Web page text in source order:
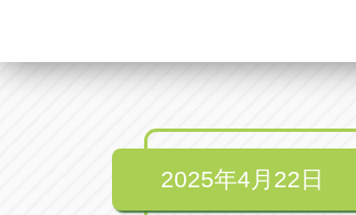
アップル一宮22号店
アップル春日井店
2025年4月22日